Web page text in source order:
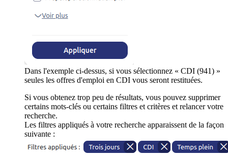
Dans l'exemple ci-dessus, si vous sélectionnez « CDI (941) »
seules les offres d'emploi en CDI vous seront restituées.
Si vous obtenez trop peu de résultats, vous pouvez supprimer
certains mots-clés ou certains filtres et critères et relancer votre
recherche.
Les filtres appliqués à votre recherche apparaissent de la façon
suivante :